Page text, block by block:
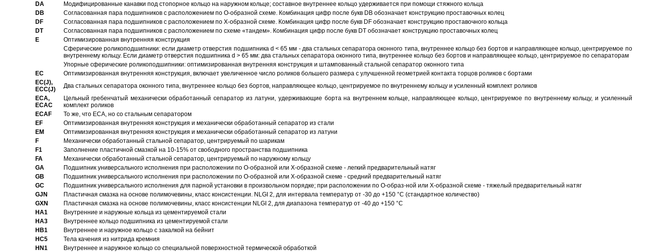
DA
Модифицированные канавки под стопорное кольцо на наружном кольце; составное внутреннее кольцо удерживается при помощи стяжного кольца
DB
Согласованная пара подшипников с расположением по О-образной схеме. Комбинация цифр после букв DB обозначает конструкцию проставочных колец
DF
Согласованная пара подшипников с расположением по Х-образной схеме. Комбинация цифр после букв DF обозначает конструкцию проставочного кольца
DT
Согласованная пара подшипников с расположением по схеме «тандем». Комбинация цифр после букв DT обозначает конструкцию проставочных колец
E
Оптимизированная внутренняя конструкция
Сферические роликоподшипники: если диаметр отверстия подшипника d < 65 мм - два стальных сепаратора оконного типа, внутреннее кольцо без бортов и направляющее кольцо, центрируемое по
внутреннему кольцу. Если диаметр отверстия подшипника d > 65 мм: два стальных сепаратора оконного типа, внутреннее кольцо без бортов и направляющее кольцо, центрируемое по сепараторам
Упорные сферические роликоподшипники: оптимизированная внутренняя конструкция и штампованный стальной сепаратор оконного типа
EC
Oптимизированная внутренняя конструкция, включает увеличенное число роликов большего размера с улучшенной геометрией контакта торцов роликов с бортами
EC(J),
ECC(J)
Два стальных сепаратора оконного типа, внутреннее кольцо без бортов, направляющее кольцо, центрируемое по внутреннему кольцу и усиленный комплект роликов
ECA,
ECAC
Цельный гребенчатый механически обработанный сепаратор из латуни, удерживающие борта на внутреннем кольце, направляющее кольцо, центрируемое по внутреннему кольцу, и усиленный
комплект роликов
ECAF
То же, что ECA, но со стальным сепаратором
EF
Оптимизированная внутренняя конструкция и механически обработанный сепаратор из стали
EM
Оптимизированная внутренняя конструкция и механически обработанный сепаратор из латуни
F
Механически обработанный стальной сепаратор, центрируемый по шарикам
F1
Заполнение пластичной смазкой на 10-15% от свободного пространства подшипника
FA
Механически обработанный стальной сепаратор, центрируемый по наружному кольцу
GA
Подшипник универсального исполнения при расположении по О-образной или Х-образной схеме - легкий предварительный натяг
GB
Подшипник универсального исполнения при расположении по О-образной или Х-образной схеме - средний предварительный натяг
GC
Подшипник универсального исполнения для парной установки в произвольном порядке; при расположении по О-образ-ной или Х-образной схеме - тяжелый предварительный натяг
GJN
Пластичная смазка на основе полимочевины, класс консистенции. NLGI 2, для интервала температур от -30 до +150 °C (стандартное количество)
GXN
Пластичная смазка на основе полимочевины, класс консистенции NLGI 2, для диапазона температур от -40 до +150 °C
HA1
Внутренние и наружные кольца из цементируемой стали
HA3
Bнутреннее кольцо подшипника из цементируемой стали
HB1
Bнутреннее и наружное кольцо с закалкой на бейнит
HC5
Тела качения из нитрида кремния
HN1
Bнутреннее и наружное кольцо со специальной поверхностной термической обработкой